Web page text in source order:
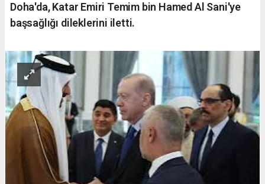
Doha'da, Katar Emiri Temim bin Hamed Al Sani'ye
başsağlığı dileklerini iletti.